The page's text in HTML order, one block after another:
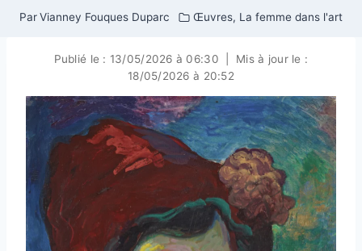
Par Vianney Fouques Duparc Œuvres, La femme dans l'art
Publié le : 13/05/2026 à 06:30
Mis à jour le :
18/05/2026 à 20:52